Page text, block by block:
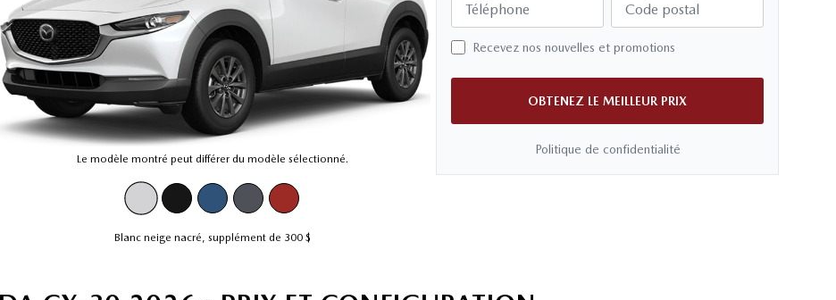
Le modèle montré peut différer du modèle sélectionné.
Blanc neige nacré,supplément de 300 $
Téléphone Code postal
Recevez nos nouvelles et promotions
OBTENEZ LE MEILLEUR PRIX
Politique de confidentialité